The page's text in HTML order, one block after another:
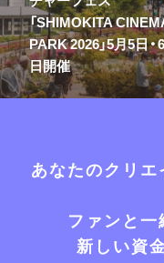
「SHIMOKITA
PARK 2026」5月5日・6
日開催
あなたのクリ
ファンと
新しい資